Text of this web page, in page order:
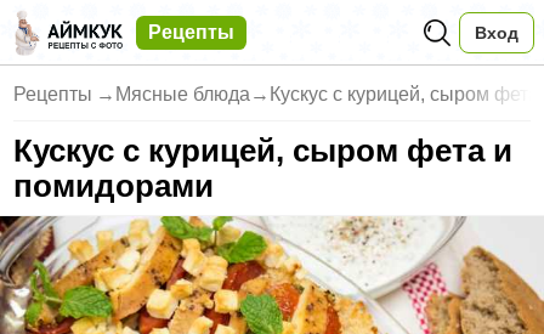
Рецепты Вход
Рецепты → Мясные блюда → Кускус с курицей, сыром
Кускус с курицей, сыром фета и
помидорами